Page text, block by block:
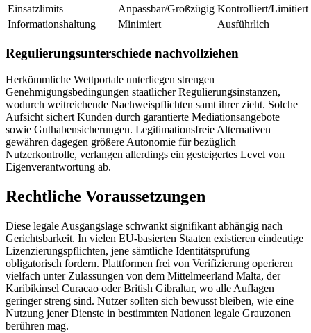
Einsatzlimits
Anpassbar/Großzügig Kontrolliert/Limitiert
Informationshaltung
Minimiert Ausführlich
Regulierungsunterschiede nachvollziehen
Herkömmliche Wettportale unterliegen strengen
Genehmigungsbedingungen staatlicher Regulierungsinstanzen,
wodurch weitreichende Nachweispflichten samt ihrer zieht. Solche
Aufsicht sichert Kunden durch garantierte Mediationsangebote
sowie Guthabensicherungen. Legitimationsfreie Alternativen
gewähren dagegen größere Autonomie für bezüglich
Nutzerkontrolle, verlangen allerdings ein gesteigertes Level von
Eigenverantwortung ab.
Rechtliche Voraussetzungen
Diese legale Ausgangslage schwankt signifikant abhängig nach
Gerichtsbarkeit. In vielen EU-basierten Staaten existieren eindeutige
Lizenzierungspflichten, jene sämtliche Identitätsprüfung
obligatorisch fordern. Plattformen frei von Verifizierung operieren
vielfach unter Zulassungen von dem Mittelmeerland Malta, der
Karibikinsel Curacao oder British Gibraltar, wo alle Auflagen
geringer streng sind. Nutzer sollten sich bewusst bleiben, wie eine
Nutzung jener Dienste in bestimmten Nationen legale Grauzonen
berühren mag.